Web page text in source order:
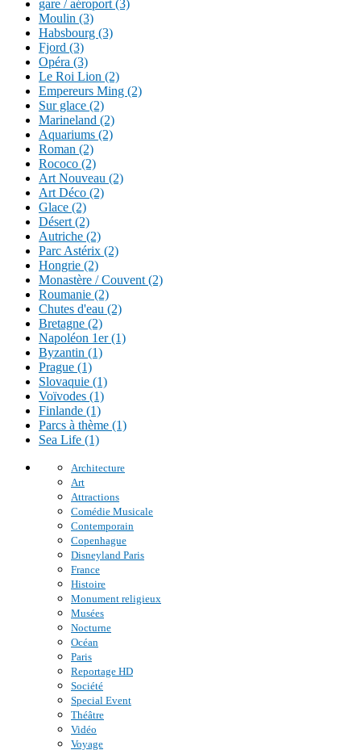
gare / aéroport (3)
Moulin (3)
Habsbourg (3)
Fjord (3)
Opéra (3)
Le Roi Lion (2)
Empereurs Ming (2)
Sur glace (2)
Marineland (2)
Aquariums (2)
Roman (2)
Rococo (2)
Art Nouveau (2)
Art Déco (2)
Glace (2)
Désert (2)
Autriche (2)
Parc Astérix (2)
Hongrie (2)
Monastère / Couvent (2)
Roumanie (2)
Chutes d'eau (2)
Bretagne (2)
Napoléon 1er (1)
Byzantin (1)
Prague (1)
Slovaquie (1)
Voïvodes (1)
Finlande (1)
Parcs à thème (1)
Sea Life (1)
Architecture
Art
Attractions
Comédie Musicale
Contemporain
Copenhague
Disneyland Paris
France
Histoire
Monument religieux
Musées
Nocturne
Océan
Paris
Reportage HD
Société
Special Event
Théâtre
Vidéo
Voyage